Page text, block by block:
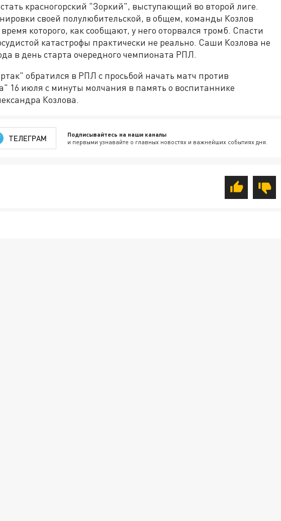
красногорский "Зоркий", выступающий во второй лиге.
своей полулюбительской, в общем, команды Козлов
которого, как сообщают, у него оторвался тромб. Спасти
катастрофы практически не реально. Саши Козлова не
в день старта очередного чемпионата РПЛ.
обратился в РПЛ с просьбой начать матч против
16 июля с минуты молчания в память о воспитаннике
Козлова.
ТЕЛЕГРАМ Подписывайтесь на наши каналы
и первыми узнавайте о главных новостях и важнейших событиях дня.